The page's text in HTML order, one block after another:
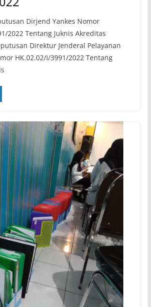
Dirjend Yankes Nomor
2022 Tentang Juknis Akreditas
Direktur Jenderal Pelayanan
HK.02.02/I/3991/2022 Tentang